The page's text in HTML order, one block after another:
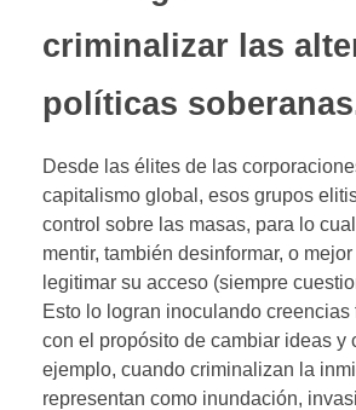
criminalizar las
políticas
Desde las élites de las
capitalismo global, esos grupos
control sobre las masas, para lo
mentir, también desinformar, o
legitimar su acceso (siempre
Esto lo logran inoculando
con el propósito de cambiar ideas y
ejemplo, cuando criminalizan la
representan como inundación,